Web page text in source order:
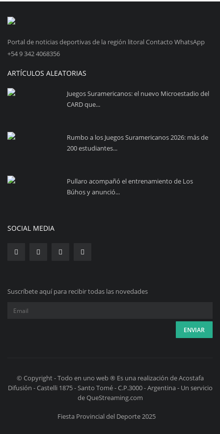
Portal de noticias deportivas de la región litoral Contacto WhatsApp
+54 9 342 4068356
ARTÍCULOS ALEATORIAS
Juegos Suramericanos: el nuevo Microestadio del
CARD que...
Rumbo a los Juegos Suramericanos 2026: más de
200 estudiantes...
Pullaro acompañó el entrenamiento de Los
Búhos y anunció...
SOCIAL MEDIA
Suscríbete aquí para recibir todas las novedades
© Copyright - Todo en uno web ® Es una realización de Acostafa
Difusión - Castelli 1875 - Santo Tomé - C.P.3000 - Argentina - Un servicio
de QueStreaming.com
Fiesta Provincial del Deporte 2025